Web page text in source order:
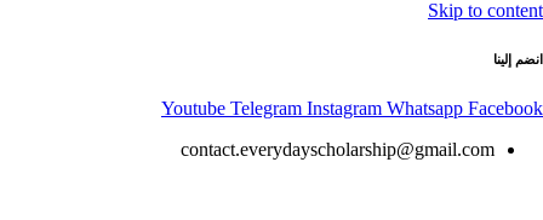
Skip to content
انضم إلينا
Youtube Telegram Instagram Whatsapp Facebook
contact.everydayscholarship@gmail.com